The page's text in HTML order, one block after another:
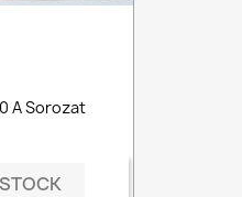
A Sorozat